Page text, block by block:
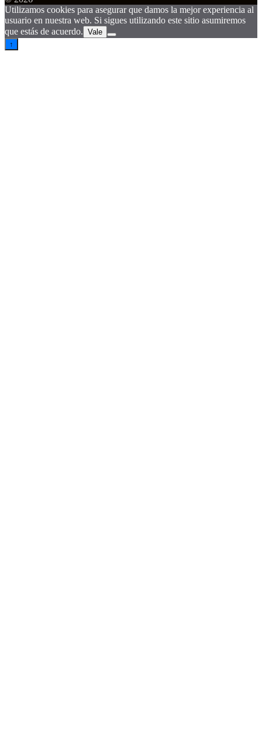
Utilizamos cookies para asegurar que damos la mejor experiencia al
usuario en nuestra web. Si sigues utilizando este sitio asumiremos
que estás de acuerdo. Vale
↑